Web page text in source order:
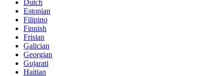
Dutch
Estonian
Filipino
Finnish
Frisian
Galician
Georgian
Gujarati
Haitian